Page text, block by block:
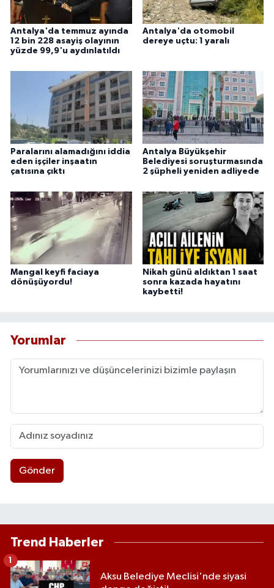
Antalya'da temmuz ayında
12 bin 228 asayiş olayının
yüzde 99,9'u aydınlatıldı
Antalya'da otomobil
dereye uçtu: 1 yaralı
Paralarını alamadığını iddia
eden işçiler inşaatın
çatısına çıktı
Antalya Büyükşehir
Belediyesi soruşturmasında
2 şüpheli yeniden adliyede
Mangal keyfi faciaya
dönüşüyordu!
Nikah günü aldıktan 1 saat
sonra kazada hayatını
kaybetti!
Yorumlar
Gönder
Trend Haberler
Aksu Belediye Meclisi'nde siyasi
1